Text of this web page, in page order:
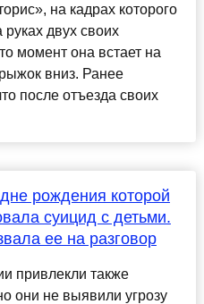
на кадрах которого
двух своих
момент она встает на
вниз. Ранее
после отъезда своих
рождения которой
суицид с детьми.
ее на разговор
привлекли также
они не выявили угрозу